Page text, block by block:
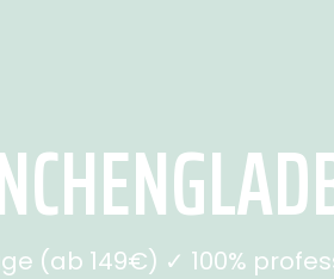
(ab 149€) ✓ 100%